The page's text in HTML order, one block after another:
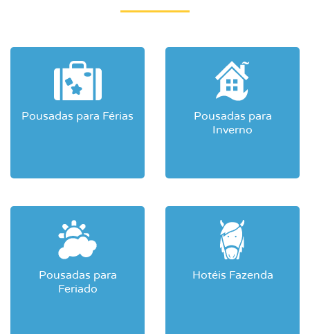
Pousadas para Férias
Pousadas para
Inverno
Pousadas para
Feriado
Hotéis Fazenda